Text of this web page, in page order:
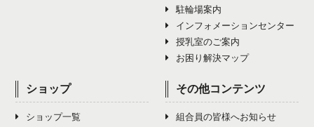
駐輪場案内
インフォメーションセンター
授乳室のご案内
お困り解決マップ
ショップ
ショップ一覧
その他コンテンツ
組合員の皆様へお知らせ